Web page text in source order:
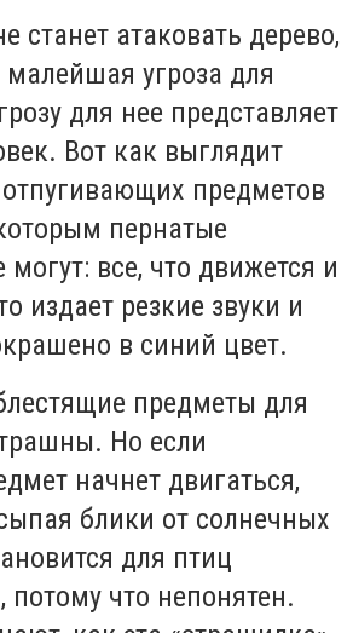
станет атаковать дерево,
малейшая угроза для
для нее представляет
Вот как выглядит
предметов
пернатые
все, что движется и
издает резкие звуки и
в синий цвет.
предметы для
Но если
начнет двигаться,
блики от солнечных
для птиц
что непонятен.